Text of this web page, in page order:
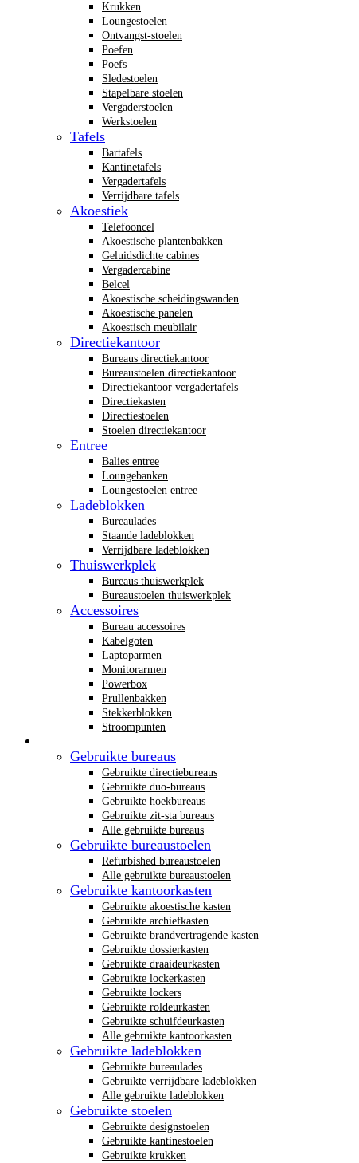
Krukken
Loungestoelen
Ontvangst-stoelen
Poefen
Poefs
Sledestoelen
Stapelbare stoelen
Vergaderstoelen
Werkstoelen
Tafels
Bartafels
Kantinetafels
Vergadertafels
Verrijdbare tafels
Akoestiek
Telefooncel
Akoestische plantenbakken
Geluidsdichte cabines
Vergadercabine
Belcel
Akoestische scheidingswanden
Akoestische panelen
Akoestisch meubilair
Directiekantoor
Bureaus directiekantoor
Bureaustoelen directiekantoor
Directiekantoor vergadertafels
Directiekasten
Directiestoelen
Stoelen directiekantoor
Entree
Balies entree
Loungebanken
Loungestoelen entree
Ladeblokken
Bureaulades
Staande ladeblokken
Verrijdbare ladeblokken
Thuiswerkplek
Bureaus thuiswerkplek
Bureaustoelen thuiswerkplek
Accessoires
Bureau accessoires
Kabelgoten
Laptoparmen
Monitorarmen
Powerbox
Prullenbakken
Stekkerblokken
Stroompunten
Gebruikte bureaus
Gebruikte directiebureaus
Gebruikte duo-bureaus
Gebruikte hoekbureaus
Gebruikte zit-sta bureaus
Alle gebruikte bureaus
Gebruikte bureaustoelen
Refurbished bureaustoelen
Alle gebruikte bureaustoelen
Gebruikte kantoorkasten
Gebruikte akoestische kasten
Gebruikte archiefkasten
Gebruikte brandvertragende kasten
Gebruikte dossierkasten
Gebruikte draaideurkasten
Gebruikte lockerkasten
Gebruikte lockers
Gebruikte roldeurkasten
Gebruikte schuifdeurkasten
Alle gebruikte kantoorkasten
Gebruikte ladeblokken
Gebruikte bureaulades
Gebruikte verrijdbare ladeblokken
Alle gebruikte ladeblokken
Gebruikte stoelen
Gebruikte designstoelen
Gebruikte kantinestoelen
Gebruikte krukken